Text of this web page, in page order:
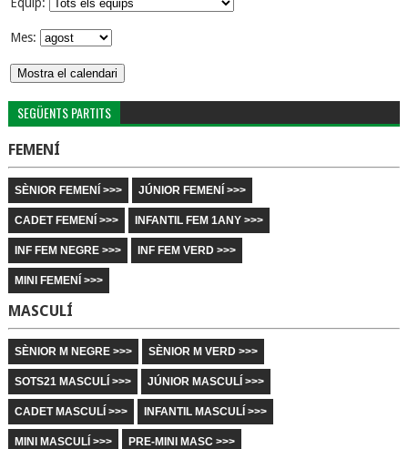
Mes:
SEGÜENTS PARTITS
FEMENÍ
SÈNIOR FEMENÍ >>> JÚNIOR FEMENÍ >>>
CADET FEMENÍ >>> INFANTIL FEM 1ANY >>>
INF FEM NEGRE >>> INF FEM VERD >>>
MINI FEMENÍ >>>
MASCULÍ
SÈNIOR M NEGRE >>> SÈNIOR M VERD >>>
SOTS21 MASCULÍ >>> JÚNIOR MASCULÍ >>>
CADET MASCULÍ >>> INFANTIL MASCULÍ >>>
MINI MASCULÍ >>> PRE-MINI MASC >>>